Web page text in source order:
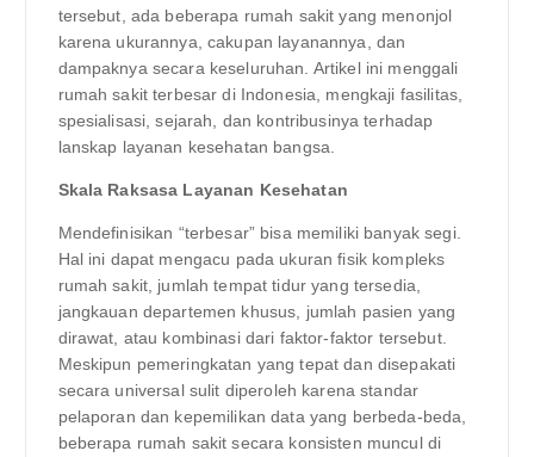
tersebut, ada beberapa rumah sakit yang menonjol
karena ukurannya, cakupan layanannya, dan
dampaknya secara keseluruhan. Artikel ini menggali
rumah sakit terbesar di Indonesia, mengkaji fasilitas,
spesialisasi, sejarah, dan kontribusinya terhadap
lanskap layanan kesehatan bangsa.
Skala Raksasa Layanan Kesehatan
Mendefinisikan “terbesar” bisa memiliki banyak segi.
Hal ini dapat mengacu pada ukuran fisik kompleks
rumah sakit, jumlah tempat tidur yang tersedia,
jangkauan departemen khusus, jumlah pasien yang
dirawat, atau kombinasi dari faktor-faktor tersebut.
Meskipun pemeringkatan yang tepat dan disepakati
secara universal sulit diperoleh karena standar
pelaporan dan kepemilikan data yang berbeda-beda,
beberapa rumah sakit secara konsisten muncul di